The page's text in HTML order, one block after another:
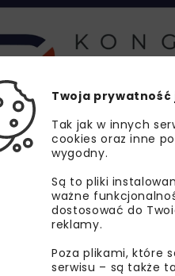
i buduj” w ramach
umowy wynosi 183,4 mln
dwa wiadukty oraz
też drogi do obsługi
Twoja prywatność
Tak jak w innych
cookies oraz inne
wygodny.
Są to pliki
ważne
dostosować do
reklamy.
Poza plikami, które
serwisu – są także